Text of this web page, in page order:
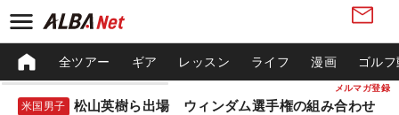
メルマガ登録
全ツアー ギア レッスン ライフ 漫画 ゴル
米国男子 松山英樹ら出場 ウィンダム選手権の組み合わせ